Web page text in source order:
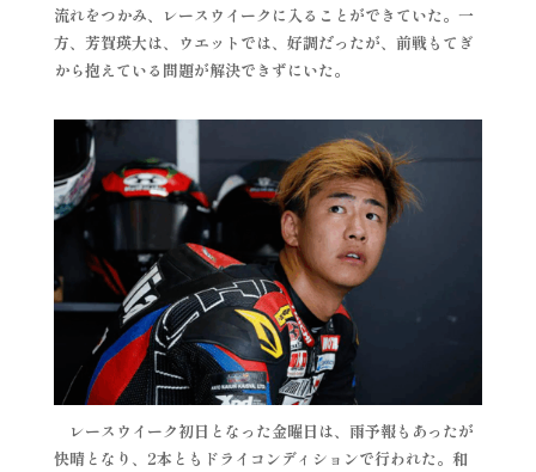
流れをつかみ、レースウイークに入ることができていた。一
方、芳賀瑛大は、ウエットでは、好調だったが、前戦もてぎ
から抱えている問題が解決できずにいた。
レースウイーク初日となった金曜日は、雨予報もあったが
快晴となり、2本ともドライコンディションで行われた。和